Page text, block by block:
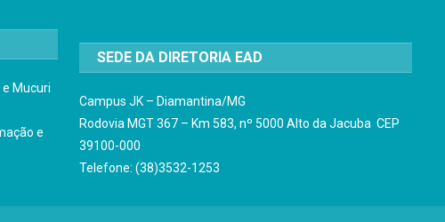
Mucuri
e
SEDE DA DIRETORIA EAD
Campus JK – Diamantina/MG
Rodovia MGT 367 – Km 583, nº 5000 Alto da Jacuba CEP
39100-000
Telefone: (38)3532-1253